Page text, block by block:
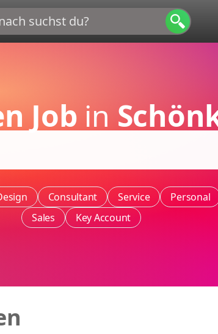
Job in
Consultant Service Personal
Sales
Key Account